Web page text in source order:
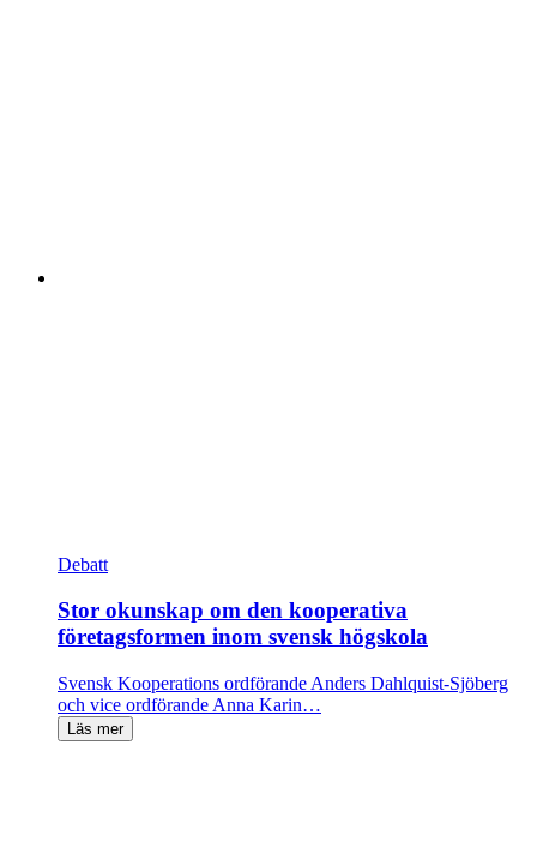
Debatt
Stor okunskap om den kooperativa
företagsformen inom svensk högskola
Svensk Kooperations ordförande Anders Dahlquist-Sjöberg
och vice ordförande Anna Karin…
Läs mer